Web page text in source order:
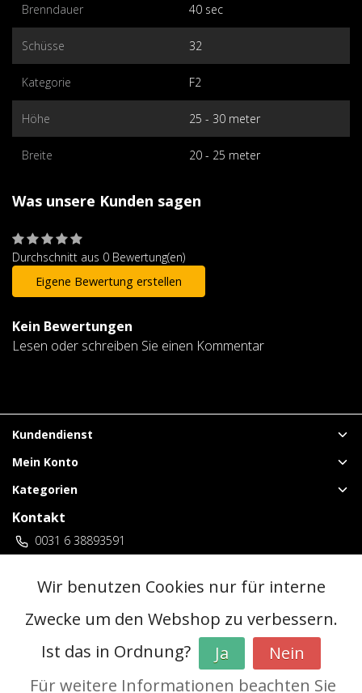
Brenndauer 40 sec
Schüsse 32
Kategorie F2
Höhe 25 - 30 meter
Breite 20 - 25 meter
Was unsere Kunden sagen
Durchschnitt aus 0 Bewertung(en)
Eigene Bewertung erstellen
Kein Bewertungen
Lesen oder schreiben Sie einen Kommentar
Kundendienst
Mein Konto
Kategorien
Kontakt
0031 6 38893591
vuurwerklangenberg@gmail.com
3 locaties Duitsland
InStijl Media
Allgemeine Geschäftsbedingungen (AGB)
|Vorverkaufsregeln
Wir benutzen Cookies nur für interne
Zwecke um den Webshop zu verbessern.
Ist das in Ordnung?
Ja
Nein
Für weitere Informationen beachten Sie